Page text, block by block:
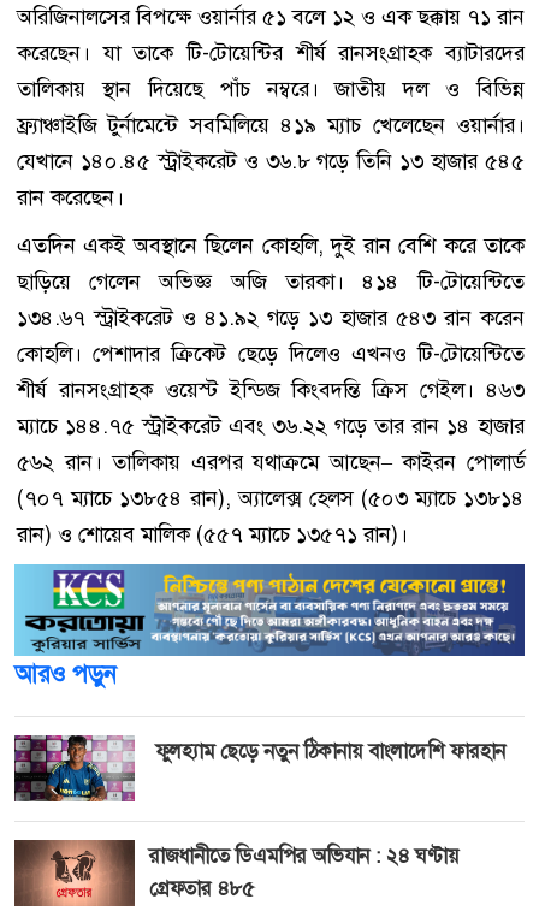
অরিজিনালসের বিপক্ষে ওয়ার্নার ৫১ বলে ১২ ও এক ছক্কায় ৭১ রান
করেছেন। যা তাকে টি-টোয়েন্টির শীর্ষ রানসংগ্রাহক ব্যাটারদের
তালিকায় স্থান দিয়েছে পাঁচ নম্বরে। জাতীয় দল ও বিভিন্ন
ফ্র্যাঞ্চাইজি টুর্নামেন্টে সবমিলিয়ে ৪১৯ ম্যাচ খেলেছেন ওয়ার্নার।
যেখানে ১৪০.৪৫ স্ট্রাইকরেট ও ৩৬.৮ গড়ে তিনি ১৩ হাজার ৫৪৫
রান করেছেন।
এতদিন একই অবস্থানে ছিলেন কোহলি, দুই রান বেশি করে তাকে
ছাড়িয়ে গেলেন অভিজ্ঞ অজি তারকা। ৪১৪ টি-টোয়েন্টিতে
১৩৪.৬৭ স্ট্রাইকরেট ও ৪১.৯২ গড়ে ১৩ হাজার ৫৪৩ রান করেন
কোহলি। পেশাদার ক্রিকেট ছেড়ে দিলেও এখনও টি-টোয়েন্টিতে
শীর্ষ রানসংগ্রাহক ওয়েস্ট ইন্ডিজ কিংবদন্তি ক্রিস গেইল। ৪৬৩
ম্যাচে ১৪৪.৭৫ স্ট্রাইকরেট এবং ৩৬.২২ গড়ে তার রান ১৪ হাজার
৫৬২ রান। তালিকায় এরপর যথাক্রমে আছেন– কাইরন পোলার্ড
(৭০৭ ম্যাচে ১৩৮৫৪ রান), অ্যালেক্স হেলস (৫০৩ ম্যাচে ১৩৮১৪
রান) ও শোয়েব মালিক (৫৫৭ ম্যাচে ১৩৫৭১ রান)।
আরও পড়ুন
ফুলহ্যাম ছেড়ে নতুন ঠিকানায় বাংলাদেশি ফারহান
রাজধানীতে ডিএমপির অভিযান : ২৪ ঘণ্টায়
গ্রেফতার ৪৮৫